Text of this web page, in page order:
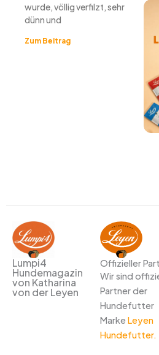
wurde, völlig verfilzt, sehr
dünn und
Zum Beitrag
Lumpi4
Hundemagazin
von Katharina
von der Leyen
Offizieller
Wir sind
Partner der
Hundefutter
Marke Leyen
Hundefutter.